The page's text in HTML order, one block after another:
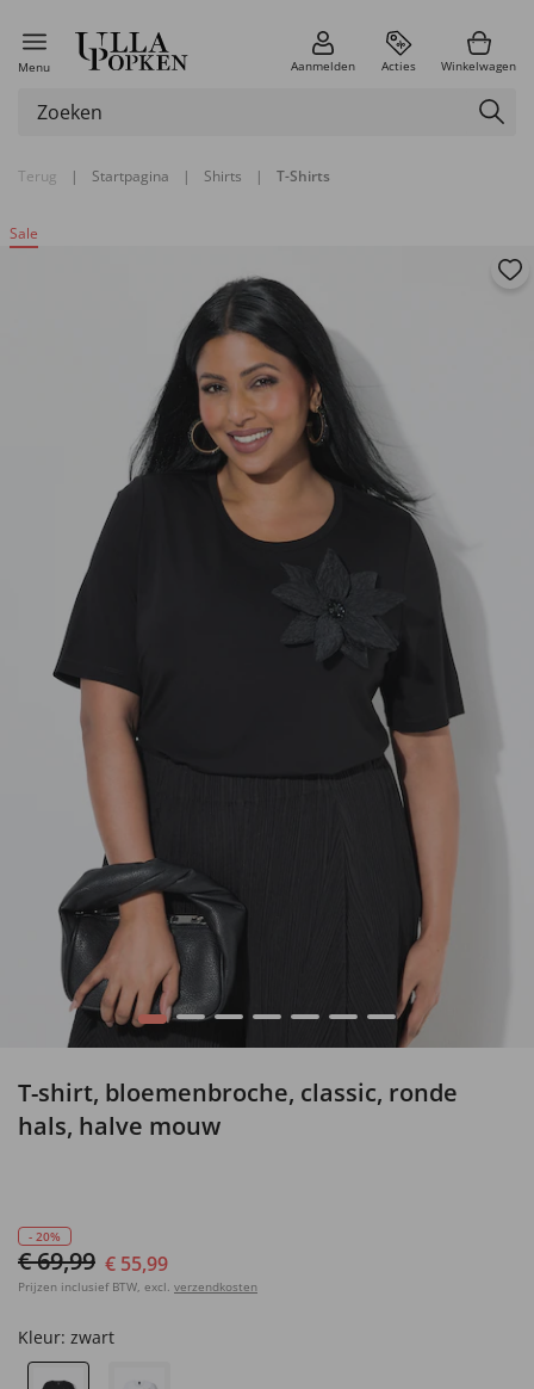
Menu Aanmelden Acties Winkelwagen
Terug | Startpagina | Shirts | T-Shirts
Sale
1 2 3 4 5 6 7
T-shirt, bloemenbroche, classic, ronde
hals, halve mouw
- 20%
€ 69,99 € 55,99
Prijzen inclusief BTW, excl. verzendkosten
Kleur: zwart